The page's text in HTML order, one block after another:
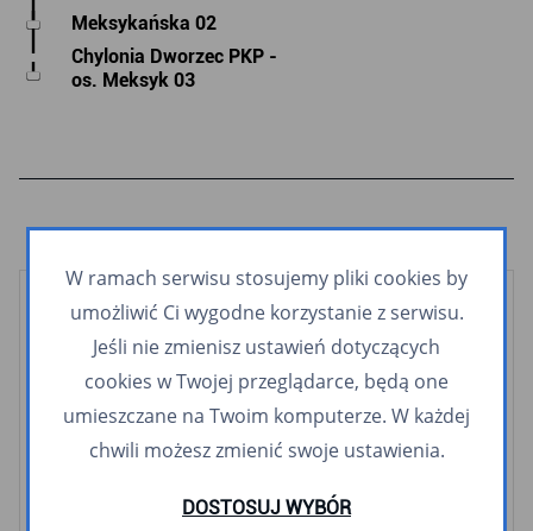
Kolej
POLREGIO
Tramwaje
3 5 6 8 9 10 11 12 60 63
Autobusy i Trolejbusy
Meksykańska 02
Chylonia Dworzec PKP -
os. Meksyk 03
W ramach serwisu stosujemy pliki cookies by
umożliwić Ci wygodne korzystanie z serwisu.
Jeśli nie zmienisz ustawień dotyczących
cookies w Twojej przeglądarce, będą one
umieszczane na Twoim komputerze. W każdej
chwili możesz zmienić swoje ustawienia.
DOSTOSUJ WYBÓR